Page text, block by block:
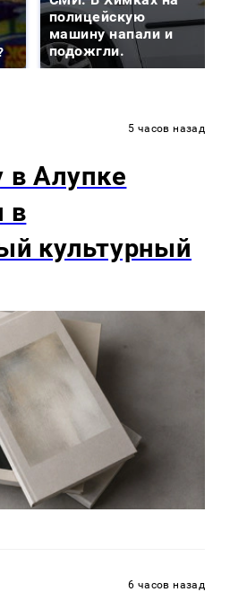
полицейскую
машину напали и
подожгли.
5 часов назад
в Алупке
в
культурный
6 часов назад